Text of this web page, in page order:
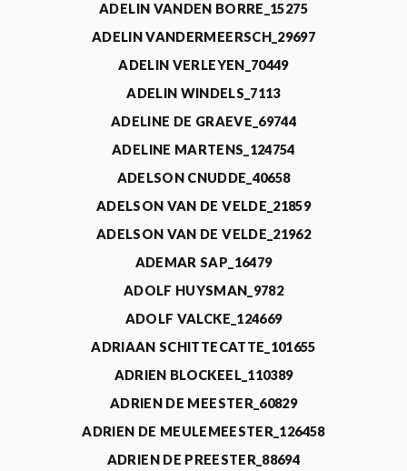
ADELIN VANDEN BORRE_15275
ADELIN VANDERMEERSCH_29697
ADELIN VERLEYEN_70449
ADELIN WINDELS_7113
ADELINE DE GRAEVE_69744
ADELINE MARTENS_124754
ADELSON CNUDDE_40658
ADELSON VAN DE VELDE_21859
ADELSON VAN DE VELDE_21962
ADEMAR SAP_16479
ADOLF HUYSMAN_9782
ADOLF VALCKE_124669
ADRIAAN SCHITTECATTE_101655
ADRIEN BLOCKEEL_110389
ADRIEN DE MEESTER_60829
ADRIEN DE MEULEMEESTER_126458
ADRIEN DE PREESTER_88694